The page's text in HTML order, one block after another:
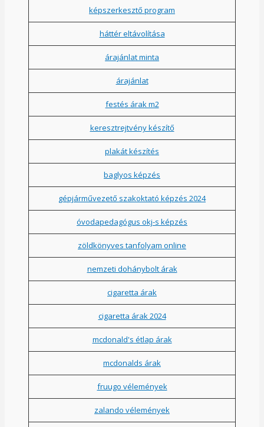
képszerkesztő program
háttér eltávolítása
árajánlat minta
árajánlat
festés árak m2
keresztrejtvény készítő
plakát készítés
baglyos képzés
gépjárművezető szakoktató képzés 2024
óvodapedagógus okj-s képzés
zöldkönyves tanfolyam online
nemzeti dohánybolt árak
cigaretta árak
cigaretta árak 2024
mcdonald's étlap árak
mcdonalds árak
fruugo vélemények
zalando vélemények